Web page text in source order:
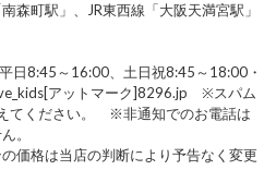
森町駅」、JR東西線「大阪天満宮駅」
日8:45～16:00、土日祝8:45～18:00・
アットマーク]8296.jp ※スパム
てください。 ※非通知でのお電話は
。
価格は当店の判断により予告なく変更